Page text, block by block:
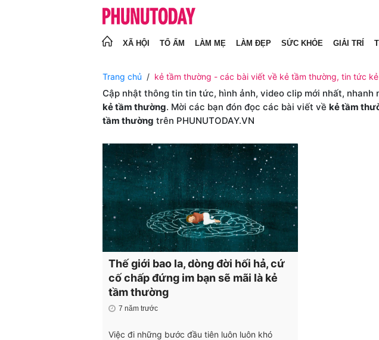
XÃ HỘI TỔ ẤM LÀM MẸ LÀM ĐẸP SỨC KHỎE GIẢI TRÍ
Trang chủ kẻ tầm thường - các bài viết về kẻ tầm thường, tin tức
Cập nhật thông tin tin tức, hình ảnh, video clip mới nhất, nhanh
kẻ tầm thường. Mời các bạn đón đọc các bài viết về kẻ tầm
tầm thường trên PHUNUTODAY.VN
Thế giới bao la, dòng đời hối hả, cứ
cố chấp đứng im bạn sẽ mãi là kẻ
tầm thường
7 năm trước
Việc đi những bước đầu tiên luôn luôn khó